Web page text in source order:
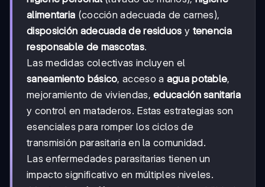
alimentaria (cocción adecuada de carnes),
disposición adecuada de residuos y tenencia
responsable de mascotas.
Las medidas colectivas incluyen el
saneamiento básico, acceso a agua potable,
mejoramiento de viviendas,educación sanitaria
y control en mataderos. Estas estrategias son
esenciales para romper los ciclos de
transmisión parasitaria en la comunidad.
Las enfermedades parasitarias tienen un
impacto significativo en múltiples niveles.